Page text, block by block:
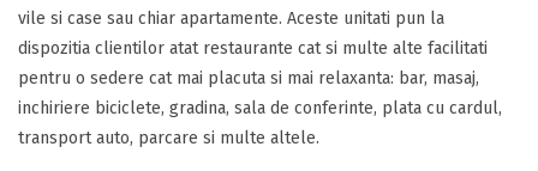
vile si case sau chiar apartamente. Aceste unitati pun la
dispozitia clientilor atat restaurante cat si multe alte facilitati
pentru o sedere cat mai placuta si mai relaxanta: bar, masaj,
inchiriere biciclete, gradina, sala de conferinte, plata cu cardul,
transport auto, parcare si multe altele.